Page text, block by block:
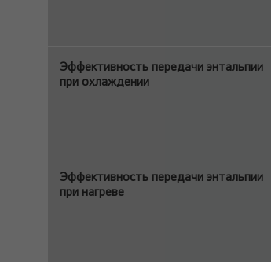
Эффективность передачи энтальпии
при охлаждении
Эффективность передачи энтальпии
при нагреве